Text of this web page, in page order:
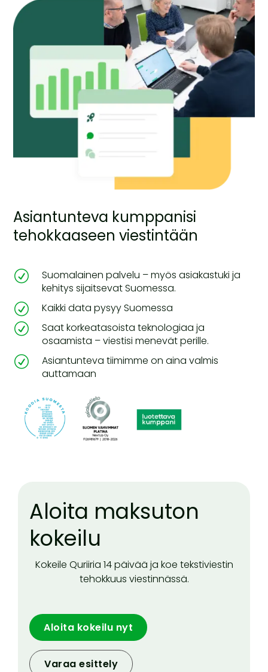
Asiantunteva kumppanisi
tehokkaaseen viestintään
R
Suomalainen palvelu – myös asiakastuki ja
kehitys sijaitsevat Suomessa.
R Kaikki data pysyy Suomessa
R
Saat korkeatasoista teknologiaa ja
osaamista – viestisi menevät perille.
R
Asiantunteva tiimimme on aina valmis
auttamaan
Aloita maksuton
kokeilu
Kokeile Quriiria 14 päivää ja koe tekstiviestin
tehokkuus viestinnässä.
Aloita kokeilu nyt
Varaa esittely